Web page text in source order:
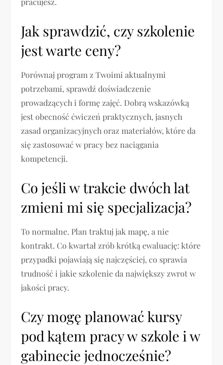
Jak sprawdzić, czy szkolenie
jest warte ceny?
Porównaj program z Twoimi aktualnymi
potrzebami, sprawdź doświadczenie
prowadzących i formę zajęć. Dobrą wskazówką
jest obecność ćwiczeń praktycznych, jasnych
zasad organizacyjnych oraz materiałów, które da
się zastosować w pracy bez naciągania
kompetencji.
Co jeśli w trakcie dwóch lat
zmieni mi się specjalizacja?
To normalne. Plan traktuj jak mapę, a nie
kontrakt. Co kwartał zrób krótką ewaluację: które
przypadki pojawiają się najczęściej, co sprawia
trudność i jakie szkolenie da największy zwrot w
jakości pracy.
Czy mogę planować kursy
pod kątem pracy w szkole i w
gabinecie jednocześnie?